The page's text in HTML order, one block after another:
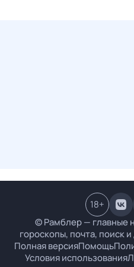
© Рамблер — главные
гороскопы, почта, поиск
Полная версияПомощь
Условия использования
18+